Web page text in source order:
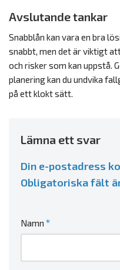
Avslutande tankar
Snabblån kan vara en bra
snabbt, men det är viktigt
och risker som kan uppstå.
planering kan du undvika
på ett klokt sätt.
Lämna ett svar
Din e-postadress
Obligatoriska fält
Namn *